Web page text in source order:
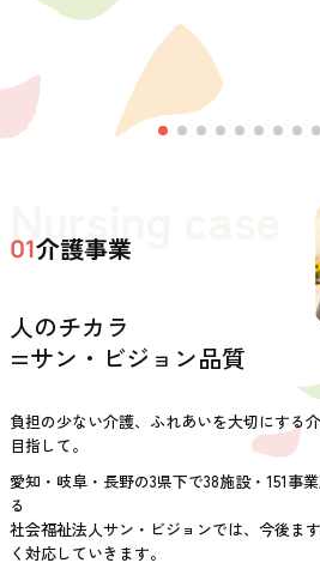
Nursing case
01介護事業
人のチカラ
=サン・ビジョン品質
負担の少ない介護、ふれあいを大切にする
目指して。
愛知・岐阜・長野の3県下で38施設・151事
る
社会福祉法人サン・ビジョンでは、今後ま
く対応していきます。